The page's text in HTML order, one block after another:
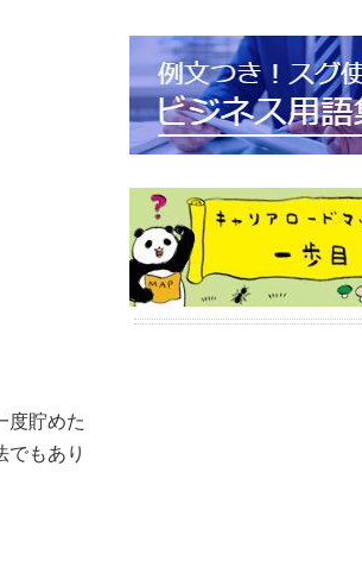
度貯めた
でもあり